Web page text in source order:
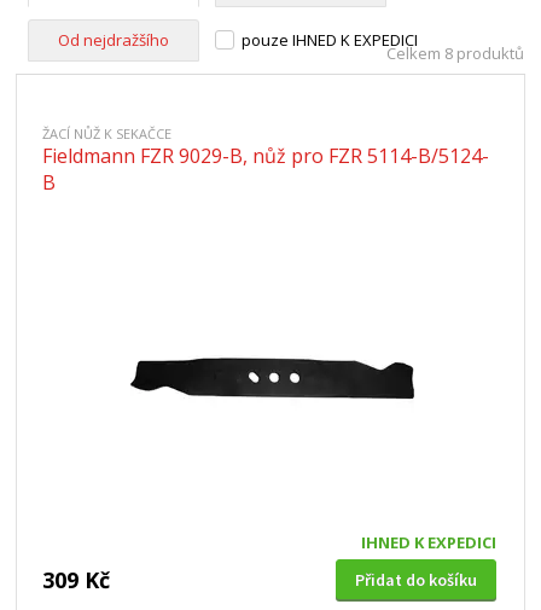
Od nejdražšího pouze IHNED K EXPEDICI
Celkem 8 produktů
ŽACÍ NŮŽ K SEKAČCE
Fieldmann FZR 9029-B, nůž pro FZR 5114-B/5124-
B
IHNED K EXPEDICI
309 Kč Přidat do košíku